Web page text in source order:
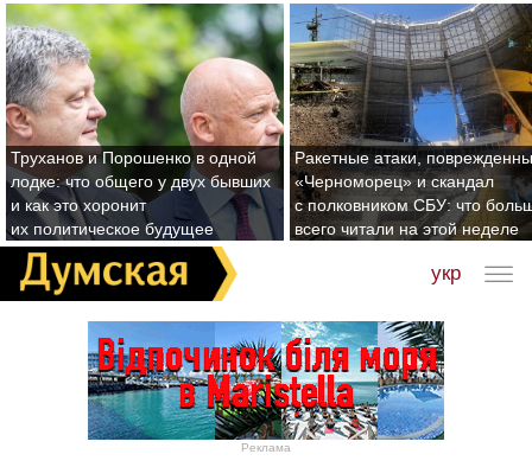
Труханов и Порошенко в одной
лодке: что общего у двух бывших
и как это хоронит
их политическое будущее
Ракетные атаки,
«Черноморец» и скандал
с полковником СБУ: что
всего читали на этой неделе
укр
Реклама